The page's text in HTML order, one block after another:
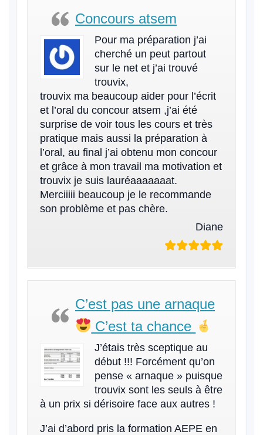
Concours atsem
Pour ma préparation j’ai
cherché un peut partout
sur le net et j’ai trouvé
trouvix,
trouvix ma beaucoup aider pour l’écrit
et l’oral du concour atsem ,j’ai été
surprise de voir tous les cours et très
pratique mais aussi la préparation à
l’oral, au final j’ai obtenu mon concour
et grâce à mon travail ma motivation et
trouvix je suis lauréaaaaaaat.
Merciiiii beaucoup je le recommande
son problème et pas chère.
Diane
C’est pas une arnaque
C’est ta chance
J’étais très sceptique au
début !!! Forcément qu’on
pense « arnaque » puisque
trouvix sont les seuls à être
à un prix si dérisoire face aux autres !
J’ai d’abord pris la formation AEPE en